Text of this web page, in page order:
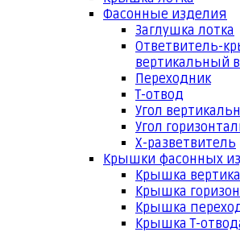
Фасонные изделия
Заглушка лотка
Ответвитель-
вертикальный
Переходник
Т-отвод
Угол
Угол
Х-разветвитель
Крышки фасонных
Крышка
Крышка
Крышка
Крышка Т-